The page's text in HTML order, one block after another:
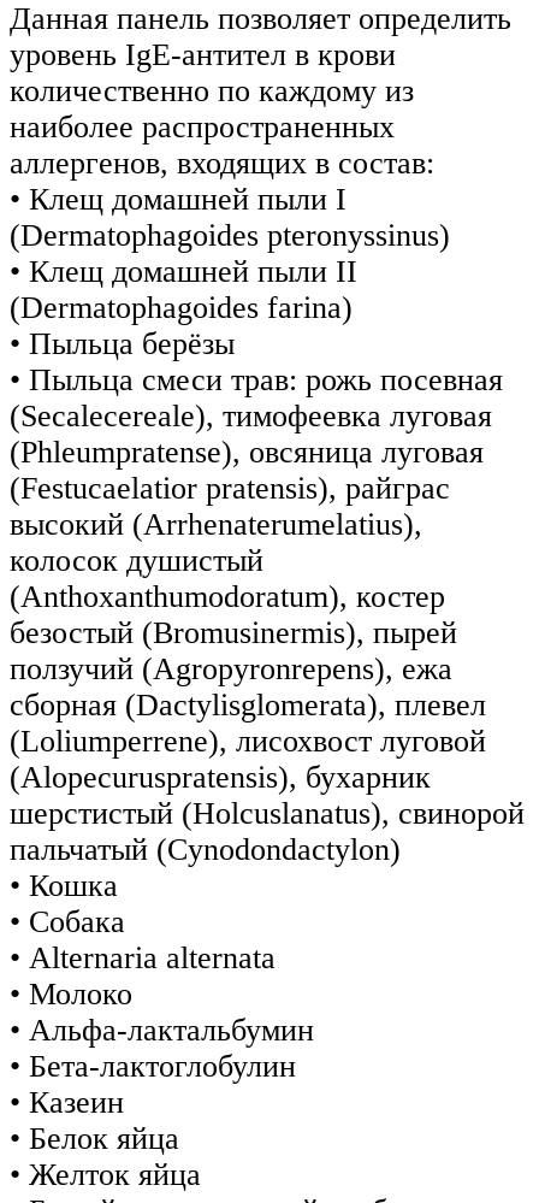
Данная панель позволяет определить
уровень IgE-антител в крови
количественно по каждому из
наиболее распространенных
аллергенов, входящих в состав:
• Клещ домашней пыли I
(Dermatophagoides pteronyssinus)
• Клещ домашней пыли II
(Dermatophagoides farina)
• Пыльца берёзы
• Пыльца смеси трав: рожь посевная
(Secalecereale), тимофеевка луговая
(Phleumpratense), овсяница луговая
(Festucaelatior pratensis), райграс
высокий (Arrhenaterumelatius),
колосок душистый
(Anthoxanthumodoratum), костер
безостый (Bromusinermis), пырей
ползучий (Agropyronrepens), ежа
сборная (Dactylisglomerata), плевел
(Loliumperrene), лисохвост луговой
(Alopecuruspratensis), бухарник
шерстистый (Holcuslanatus), свинорой
пальчатый (Cynodondactylon)
• Кошка
• Собака
• Alternaria alternata
• Молоко
• Альфа-лактальбумин
• Бета-лактоглобулин
• Казеин
• Белок яйца
• Желток яйца